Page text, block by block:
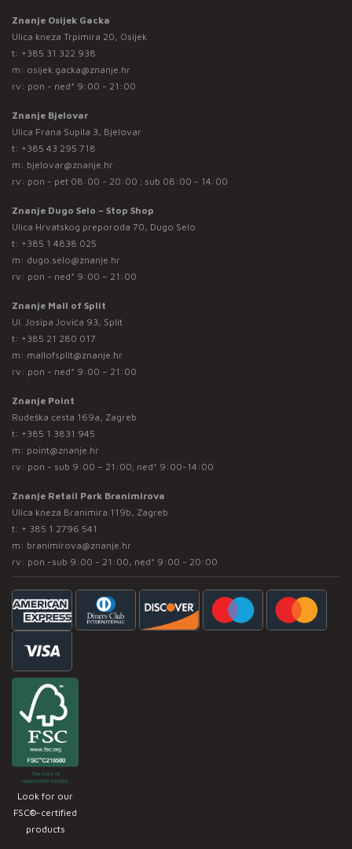
Znanje Osijek Gacka
Ulica kneza Trpimira 20, Osijek
t: +385 31 322 938
m: osijek.gacka@znanje.hr
rv: pon - ned* 9:00 - 21:00
Znanje Bjelovar
Ulica Frana Supila 3, Bjelovar
t: +385 43 295 718
m: bjelovar@znanje.hr
rv: pon - pet 08:00 - 20:00 ; sub 08:00 - 14:00
Znanje Dugo Selo – Stop Shop
Ulica Hrvatskog preporoda 70, Dugo Selo
t: +385 1 4838 025
m: dugo.selo@znanje.hr
rv: pon - ned* 9:00 – 21:00
Znanje Mall of Split
Ul. Josipa Jovića 93, Split
t: +385 21 280 017
m: mallofsplit@znanje.hr
rv: pon - ned* 9:00 – 21:00
Znanje Point
Rudeška cesta 169a, Zagreb
t: +385 1 3831 945
m: point@znanje.hr
rv: pon - sub 9:00 – 21:00; ned* 9:00-14:00
Znanje Retail Park Branimirova
Ulica kneza Branimira 119b, Zagreb
t: + 385 1 2796 541
m: branimirova@znanje.hr
rv: pon -sub 9:00 - 21:00, ned* 9:00 - 20:00
Look for our
FSC®-certified
products